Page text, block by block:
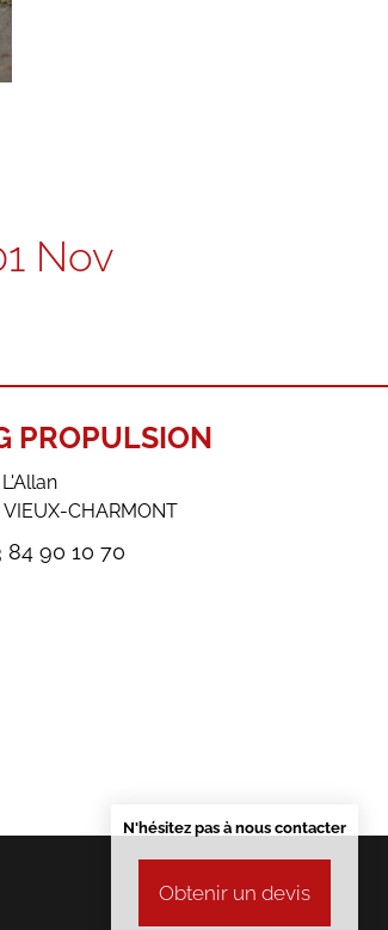
N'hésitez pas à nous contacter
Obtenir un devis
Nov
PROPULSION
VIEUX-CHARMONT
84 90 10 70